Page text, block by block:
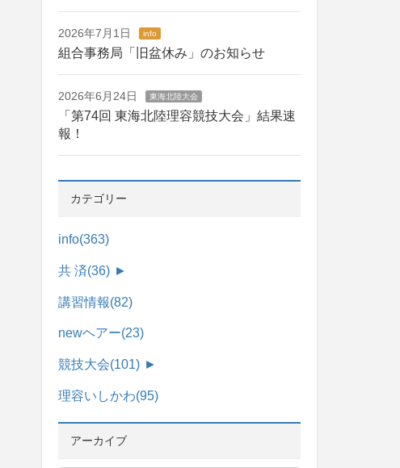
2026年7月1日 info
組合事務局「旧盆休み」のお知らせ
2026年6月24日 東海北陸大会
「第74回 東海北陸理容競技大会」結果速
報！
カテゴリー
info(363)
共 済(36) ►
講習情報(82)
newヘアー(23)
競技大会(101) ►
理容いしかわ(95)
アーカイブ